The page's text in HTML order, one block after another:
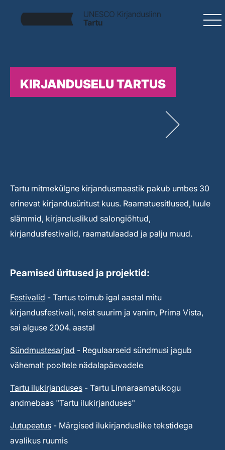
KIRJANDUSELU TARTUS
Tartu mitmekülgne kirjandusmaastik pakub umbes 30
erinevat kirjandusüritust kuus. Raamatuesitlused, luule
slämmid, kirjanduslikud salongiõhtud,
kirjandusfestivalid, raamatulaadad ja palju muud.
Peamised üritused ja projektid:
Festivalid - Tartus toimub igal aastal mitu
kirjandusfestivali, neist suurim ja vanim, Prima Vista,
sai alguse 2004. aastal
Sündmustesarjad - Regulaarseid sündmusi jagub
vähemalt pooltele nädalapäevadele
Tartu ilukirjanduses - Tartu Linnaraamatukogu
andmebaas "Tartu ilukirjanduses"
Jutupeatus - Märgised ilukirjanduslike tekstidega
avalikus ruumis